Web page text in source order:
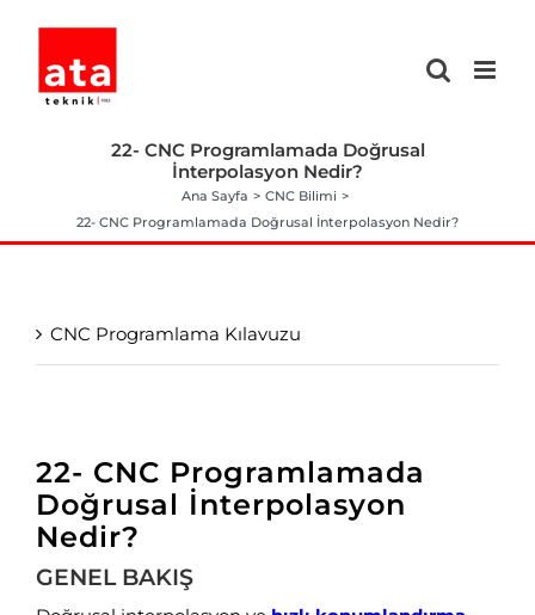
content
22- CNC Programlamada Doğrusal
İnterpolasyon Nedir?
Ana Sayfa
CNC Bilimi
22- CNC Programlamada Doğrusal İnterpolasyon Nedir?
22- CNC Programlamada
Doğrusal İnterpolasyon
Nedir?
GENEL BAKIŞ
CNC Programlama Kılavuzu